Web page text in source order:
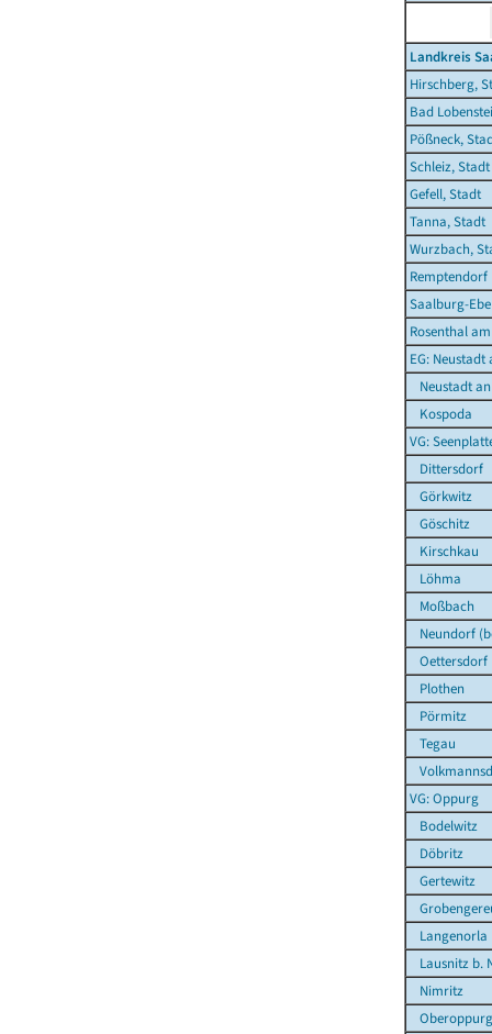
Landkreis
Hirschberg,
Bad
Pößneck,
Schleiz, Stadt
Gefell, Stadt
Tanna, Stadt
Wurzbach,
Remptendorf
Saalburg-
Rosenthal
EG:
Neustadt
Kospoda
VG:
Dittersdorf
Görkwitz
Göschitz
Kirschkau
Löhma
Moßbach
Neundorf
Oettersdorf
Plothen
Pörmitz
Tegau
VG: Oppurg
Bodelwitz
Döbritz
Gertewitz
Langenorla
Lausnitz b.
Nimritz
Oberoppurg